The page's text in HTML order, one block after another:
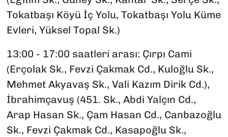
Tokatbaşı Köyü İç Yolu, Tokatbaşı Yolu Küme
Evleri, Yüksel Topal Sk.)
13:00 - 17:00 saatleri arası: Çırpı Cami
(Erçolak Sk., Fevzi Çakmak Cd., Kuloğlu Sk.,
Mehmet Akyavaş Sk., Vali Kazım Dirik Cd.),
İbrahimçavuş (451. Sk., Abdi Yalçın Cd.,
Arap Hasan Sk., Çam Hasan Cd., Canbazoğlu
Sk., Fevzi Çakmak Cd., Kasapoğlu Sk.,